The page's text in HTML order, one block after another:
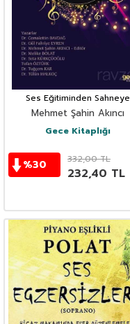
Ses Eğitiminden Sahneye
Mehmet Şahin Akıncı
Gece Kitaplığı
%30 332,00TL
232,40 TL